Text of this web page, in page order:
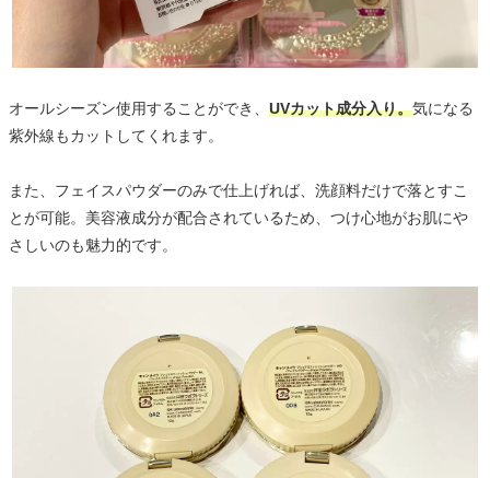
オールシーズン使用することができ、 UVカット成分入り。気になる
紫外線もカットしてくれます。
また、フェイスパウダーのみで仕上げれば、洗顔料だけで落とすこ
とが可能。美容液成分が配合されているため、つけ心地がお肌にや
さしいのも魅力的です。